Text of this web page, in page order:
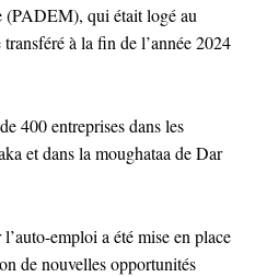
(PADEM), qui était logé au
à la fin de l’année 2024
400 entreprises dans les
et dans la moughataa de Dar
emploi a été mise en place
de nouvelles opportunités